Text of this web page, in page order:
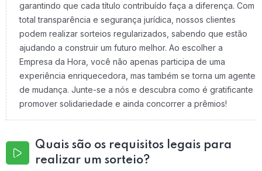
garantindo que cada título contribuído faça a diferença. Com
total transparência e segurança jurídica, nossos clientes
podem realizar sorteios regularizados, sabendo que estão
ajudando a construir um futuro melhor. Ao escolher a
Empresa da Hora, você não apenas participa de uma
experiência enriquecedora, mas também se torna um agente
de mudança. Junte-se a nós e descubra como é gratificante
promover solidariedade e ainda concorrer a prêmios!
Quais são os requisitos legais para
realizar um sorteio?